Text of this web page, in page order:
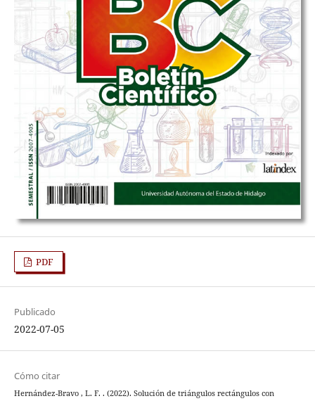
PDF
Publicado
2022-07-05
Cómo citar
Hernández-Bravo , L. F. . (2022). Solución de triángulos rectángulos con